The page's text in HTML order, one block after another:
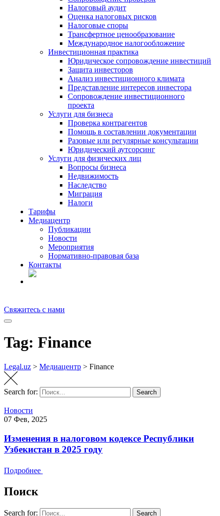
Налоговый аудит
Оценка налоговых рисков
Налоговые споры
Трансфертное ценообразование
Международное налогообложение
Инвестиционная практика
Юридическое сопровождение инвестиций
Защита инвесторов
Анализ инвестиционного климата
Представление интересов инвестора
Сопровождение инвестиционного
проекта
Услуги для бизнеса
Проверка контрагентов
Помощь в составлении документации
Разовые или регулярные консультации
Юридический аутсорсинг
Услуги для физических лиц
Вопросы бизнеса
Недвижимость
Наследство
Миграция
Налоги
Тарифы
Медиацентр
Публикации
Новости
Мероприятия
Нормативно-правовая база
Контакты
Свяжитесь с нами
Tag: Finance
Legal.uz > Медиацентр > Finance
Search for: Search
Новости
07 Фев, 2025
Изменения в налоговом кодексе Республики
Узбекистан в 2025 году
Подробнее
Поиск
Search for: Search